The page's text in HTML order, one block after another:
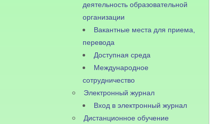
деятельность образовательной
организации
Вакантные места для приема,
перевода
Доступная среда
Международное
сотрудничество
Электронный журнал
Вход в электронный журнал
Дистанционное обучение